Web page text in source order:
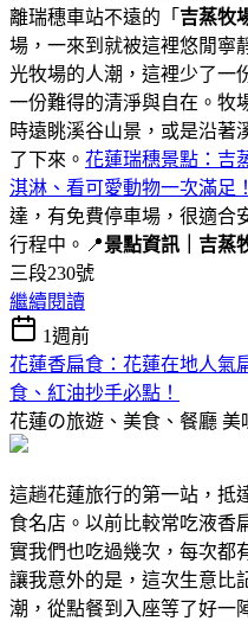
離瑞穗車站不遠的「 吉蒸牧
場，一來到就被這裡悠閒寧
光牧場的人潮，這裡少了一
一份難得的清淨與自在。牧
時遠眺溪谷山景，或是沿著
了下來。 花蓮瑞穗景點：吉
淇淋、看可愛動物一次滿足！
達，有免費停車場，很適合
行程中。📍景點資訊｜吉蒸
三段230號
繼續閱讀
1週前
花蓮香扁食：花蓮在地人氣
食、紅油抄手必點！
花蓮の旅遊、美食、餐廳 美
這趟花蓮旅行的第一站，抵
食名店。以前比較常吃液香
實我們也吃過幾次，每次都
讓我意外的是，這次生意比
潮，從點餐到入座等了好一